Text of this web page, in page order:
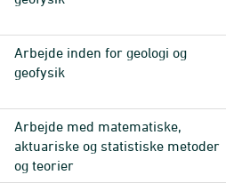
Arbejde inden for geologi og
geofysik
Arbejde med matematiske,
aktuariske og statistiske metoder
og teorier